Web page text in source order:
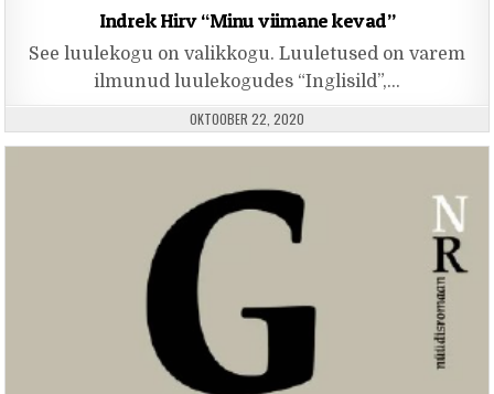
Indrek Hirv “Minu viimane kevad”
See luulekogu on valikkogu. Luuletused on varem
ilmunud luulekogudes “Inglisild”,…
PUBLISHED DATE:
OKTOOBER 22, 2020